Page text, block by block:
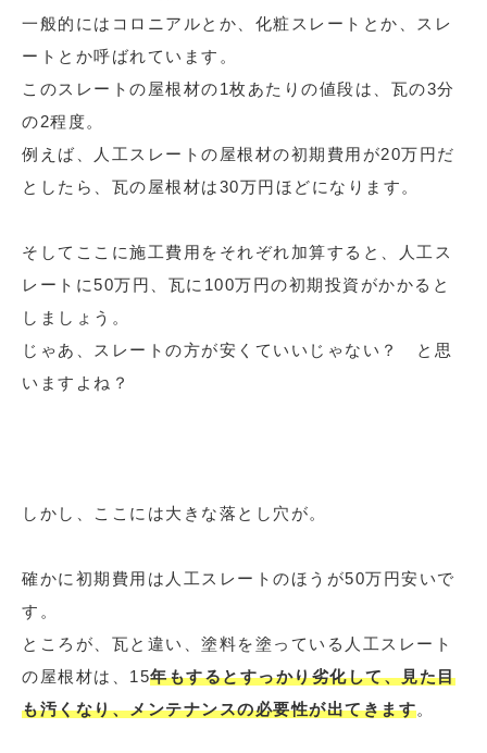
一般的にはコロニアルとか、化粧スレートとか、スレ
ートとか呼ばれています。
このスレートの屋根材の1枚あたりの値段は、瓦の3分
の2程度。
例えば、人工スレートの屋根材の初期費用が20万円だ
としたら、瓦の屋根材は30万円ほどになります。
そしてここに施工費用をそれぞれ加算すると、人工ス
レートに50万円、瓦に100万円の初期投資がかかると
しましょう。
じゃあ、スレートの方が安くていいじゃない？ と思
いますよね？
しかし、ここには大きな落とし穴が。
確かに初期費用は人工スレートのほうが50万円安いで
す。
ところが、瓦と違い、塗料を塗っている人工スレート
の屋根材は、15年もするとすっかり劣化して、見た目
も汚くなり、メンテナンスの必要性が出てきます。